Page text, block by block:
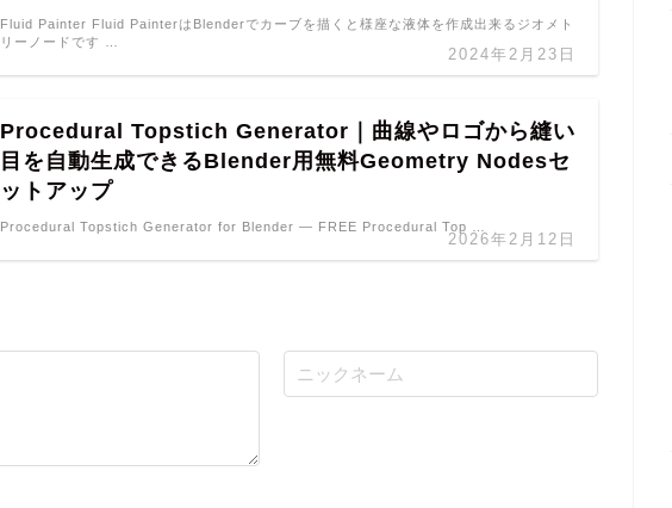
2024年2月23日
Fluid Painter Fluid PainterはBlenderでカーブを描くと様座な液体を作成出来るジオメト
リーノードです …
Procedural Topstich Generator｜曲線やロゴから縫い
目を自動生成できるBlender用無料Geometry Nodesセ
ットアップ
2026年2月12日
Procedural Topstich Generator for Blender — FREE Procedural Top …